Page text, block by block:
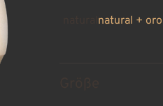
natural + oro